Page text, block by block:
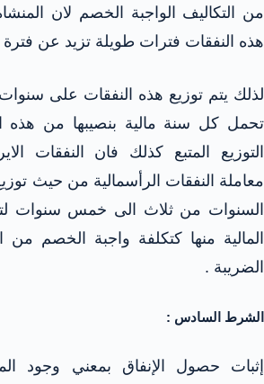
من التكاليف الواجبة الخصم لان
هذه النفقات فترات طويلة تزيد عن فترة
لذلك يتم توزيع هذه النفقات على سنوات
تحمل كل سنة مالية بنصيبها من هذه
التوزيع المتبع كذلك فان النفقات
معاملة النفقات الرأسمالية من حيث
السنوات من ثلاث الى خمس سنوات
المالية منها كتكلفة واجبة الخصم من
الضريبة .
الشرط السادس :
إثبات حصول الإنفاق بمعني وجود